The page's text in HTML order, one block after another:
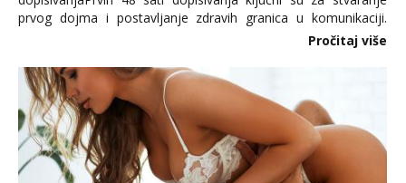
prvog dojma i postavljanje zdravih granica u komunikaciji.
Važno je izbjeći prebrzo otkrivanje osobnih ili intimnih
informacija, jer nepoznata osoba još nije zaslužila to
povjerenje. Takođe...
Pročitaj više